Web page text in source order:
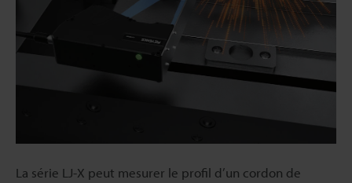
La série LJ-X peut mesurer le profil d’un cordon de